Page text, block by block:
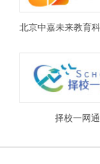
择校一网通